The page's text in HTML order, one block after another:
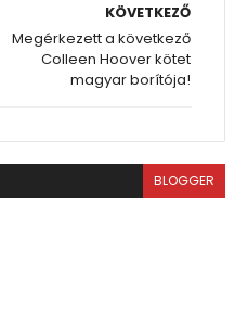
KÖVETKEZŐ
Megérkezett a következő
Colleen Hoover kötet
magyar borítója!
BLOGGER